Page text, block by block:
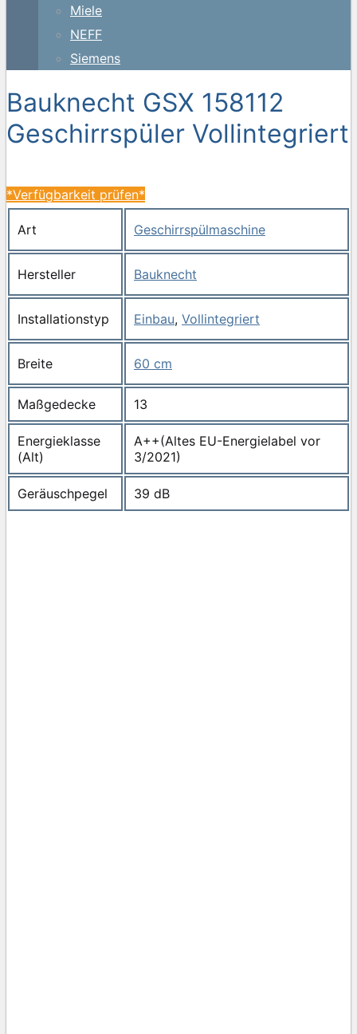
Miele
NEFF
Siemens
Bauknecht GSX 158112
Geschirrspüler Vollintegriert
*Verfügbarkeit prüfen*
Art Geschirrspülmaschine
Hersteller Bauknecht
Installationstyp Einbau, Vollintegriert
Breite 60 cm
Maßgedecke 13
Energieklasse
(Alt)
A++(Altes EU-Energielabel vor
3/2021)
Geräuschpegel 39 dB